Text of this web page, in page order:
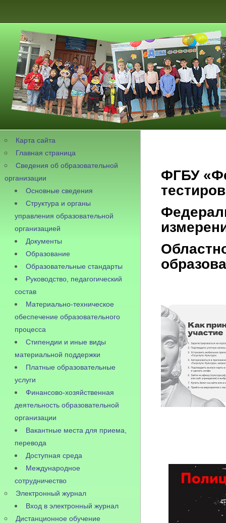
Карта сайта
Главная страница
Сведения об образовательной
организации
Основные сведения
Структура и органы
управления образовательной
организацией
Документы
Образование
Образовательные стандарты
Руководство, педагогический
состав
Материально-техническое
обеспечение образовательного
процесса
Стипендии и иные виды
материальной поддержки
Платные образовательные
услуги
Финансово-хозяйственная
деятельность образовательной
организации
Вакантные места для приема,
перевода
Доступная среда
Международное
сотрудничество
Электронный журнал
Вход в электронный журнал
Дистанционное обучение
ФГБУ